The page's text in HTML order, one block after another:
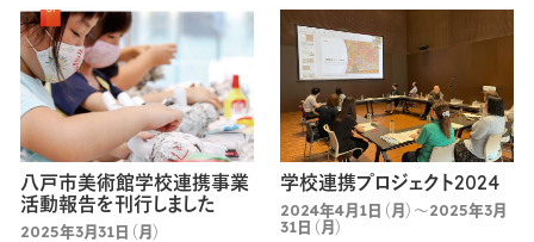
八戸市美術館学校連携事業
活動報告を刊行しました
2025年3月31日（月）
学校連携プロジェクト2024
2024年4月1日（月）～2025年3月
31日（月）